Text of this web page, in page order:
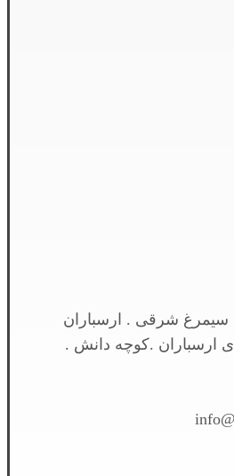
سیمرغ شرقی . ارسباران
ارسباران .کوچه دانش .